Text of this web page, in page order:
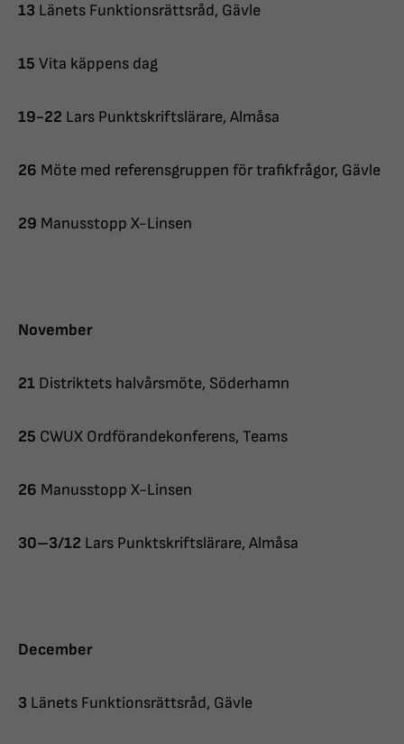
13 Länets Funktionsrättsråd, Gävle
15 Vita käppens dag
19-22 Lars Punktskriftslärare, Almåsa
26 Möte med referensgruppen för trafikfrågor, Gävle
29 Manusstopp X-Linsen
November
21 Distriktets halvårsmöte, Söderhamn
25 CWUX Ordförandekonferens, Teams
26 Manusstopp X-Linsen
30–3/12 Lars Punktskriftslärare, Almåsa
December
3 Länets Funktionsrättsråd, Gävle